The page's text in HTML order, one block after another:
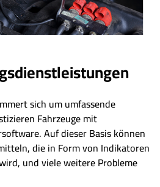
sich um umfassende
Fahrzeuge mit
Auf dieser Basis können
die in Form von Indikatoren
und viele weitere Probleme